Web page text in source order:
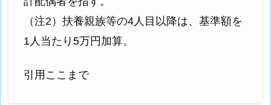
（注2）扶養親族等の4人目以降は、基準額を
1人当たり5万円加算。
引用ここまで